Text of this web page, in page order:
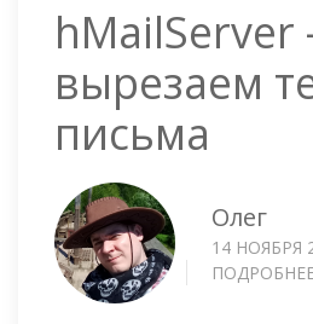
вырезаем
письма
Олег
14 НОЯБРЯ